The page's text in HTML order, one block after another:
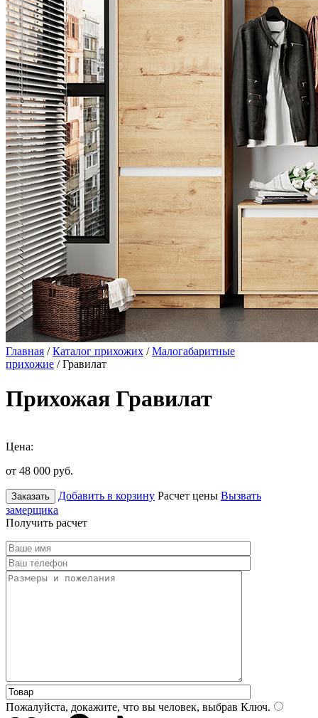
Главная /Каталог прихожих /Малогабаритные
прихожие / Гравилат
Прихожая Гравилат
Цена:
от 48 000 руб.
Заказать Добавить в корзину Расчет цены Вызвать
замерщика
Получить расчет
Пожалуйста, докажите, что вы человек, выбрав Ключ.